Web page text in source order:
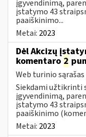
įgyvendinimą,
įstatymo 43
paaiškinimo...
Metai: 2023
Dėl Akcizų
komentaro 2
Web turinio sąrašas
Siekdami užtikrinti
įgyvendinimą,
įstatymo 43
paaiškinimo
Metai: 2023